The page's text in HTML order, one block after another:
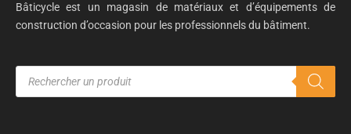
Bâticycle est un magasin de matériaux et d’équipements de
construction d’occasion pour les professionnels du bâtiment.